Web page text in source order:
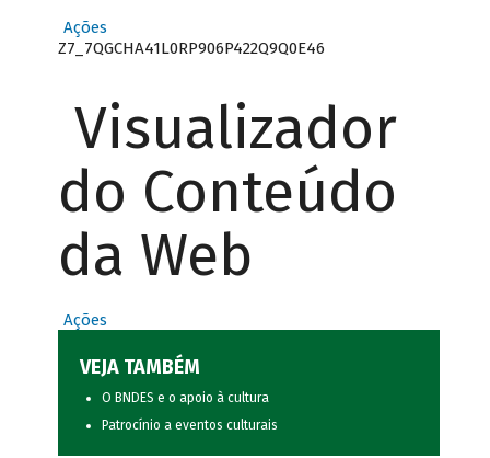
Ações
Z7_7QGCHA41L0RP906P422Q9Q0E46
Visualizador
do Conteúdo
da Web
Ações
VEJA TAMBÉM
O BNDES e o apoio à cultura
Patrocínio a eventos culturais